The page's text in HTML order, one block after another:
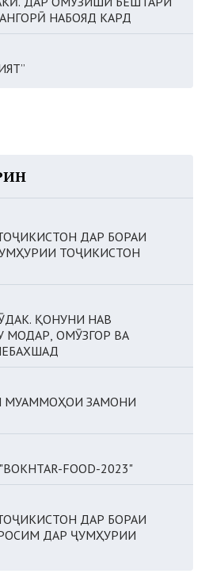
НАБОЯД КАРД
ДАР БОРАИ
ТОҶИКИСТОН
ҚОНУНИ НАВ
МОДАР, ОМӮЗГОР ВА
МУАММОҲОИ ЗАМОНИ
FOOD-2023"
ДАР БОРАИ
ДАР ҶУМҲУРИИ